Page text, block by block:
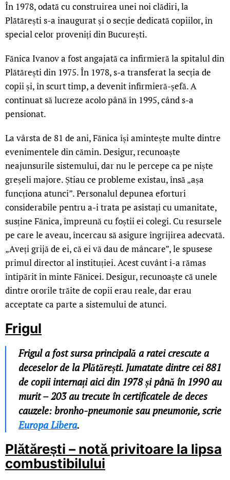
În 1978, odată cu construirea unei noi clădiri, la
Plătărești s-a inaugurat și o secție dedicată copiilor, în
special celor proveniți din București.
Fănica Ivanov a fost angajată ca infirmieră la spitalul din
Plătărești din 1975. În 1978, s-a transferat la secția de
copii și, în scurt timp, a devenit infirmieră-șefă. A
continuat să lucreze acolo până în 1995, când s-a
pensionat.
La vârsta de 81 de ani, Fănica își amintește multe dintre
evenimentele din cămin. Desigur, recunoaște
neajunsurile sistemului, dar nu le percepe ca pe niște
greșeli majore. Știau ce probleme existau, însă „așa
funcționa atunci”. Personalul depunea eforturi
considerabile pentru a-i trata pe asistați cu umanitate,
susține Fănica, împreună cu foștii ei colegi. Cu resursele
pe care le aveau, încercau să asigure îngrijirea adecvată.
„Aveți grijă de ei, că ei vă dau de mâncare”, le spusese
primul director al instituției. Acest cuvânt i-a rămas
întipărit în minte Fănicei. Desigur, recunoaște că unele
dintre ororile trăite de copii erau reale, dar erau
acceptate ca parte a sistemului de atunci.
Frigul
Frigul a fost sursa principală a ratei crescute a
deceselor de la Plătărești. Jumatate dintre cei 881
de copii internați aici din 1978 și până în 1990 au
murit – 203 au trecute în certificatele de deces
cauzele: bronho-pneumonie sau pneumonie, scrie
Europa Libera.
Plătărești – notă privitoare la lipsa
combustibilului